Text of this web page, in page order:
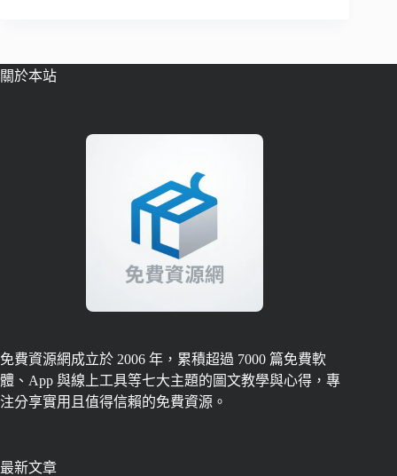
關於本站
免費資源網成立於 2006 年，累積超過 7000 篇免費軟
體、App 與線上工具等七大主題的圖文教學與心得，專
注分享實用且值得信賴的免費資源。
最新文章